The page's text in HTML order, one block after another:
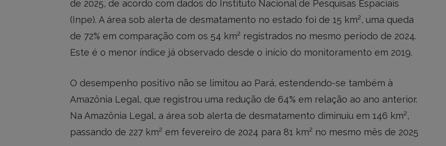
de 2025, de acordo com dados do Instituto Nacional de Pesquisas Espaciais
(Inpe). A área sob alerta de desmatamento no estado foi de 15 km², uma queda
de 72% em comparação com os 54 km² registrados no mesmo período de 2024.
Este é o menor índice já observado desde o início do monitoramento em 2019.
O desempenho positivo não se limitou ao Pará, estendendo-se também à
Amazônia Legal, que registrou uma redução de 64% em relação ao ano anterior.
Na Amazônia Legal, a área sob alerta de desmatamento diminuiu em 146 km²,
passando de 227 km² em fevereiro de 2024 para 81 km² no mesmo mês de 2025